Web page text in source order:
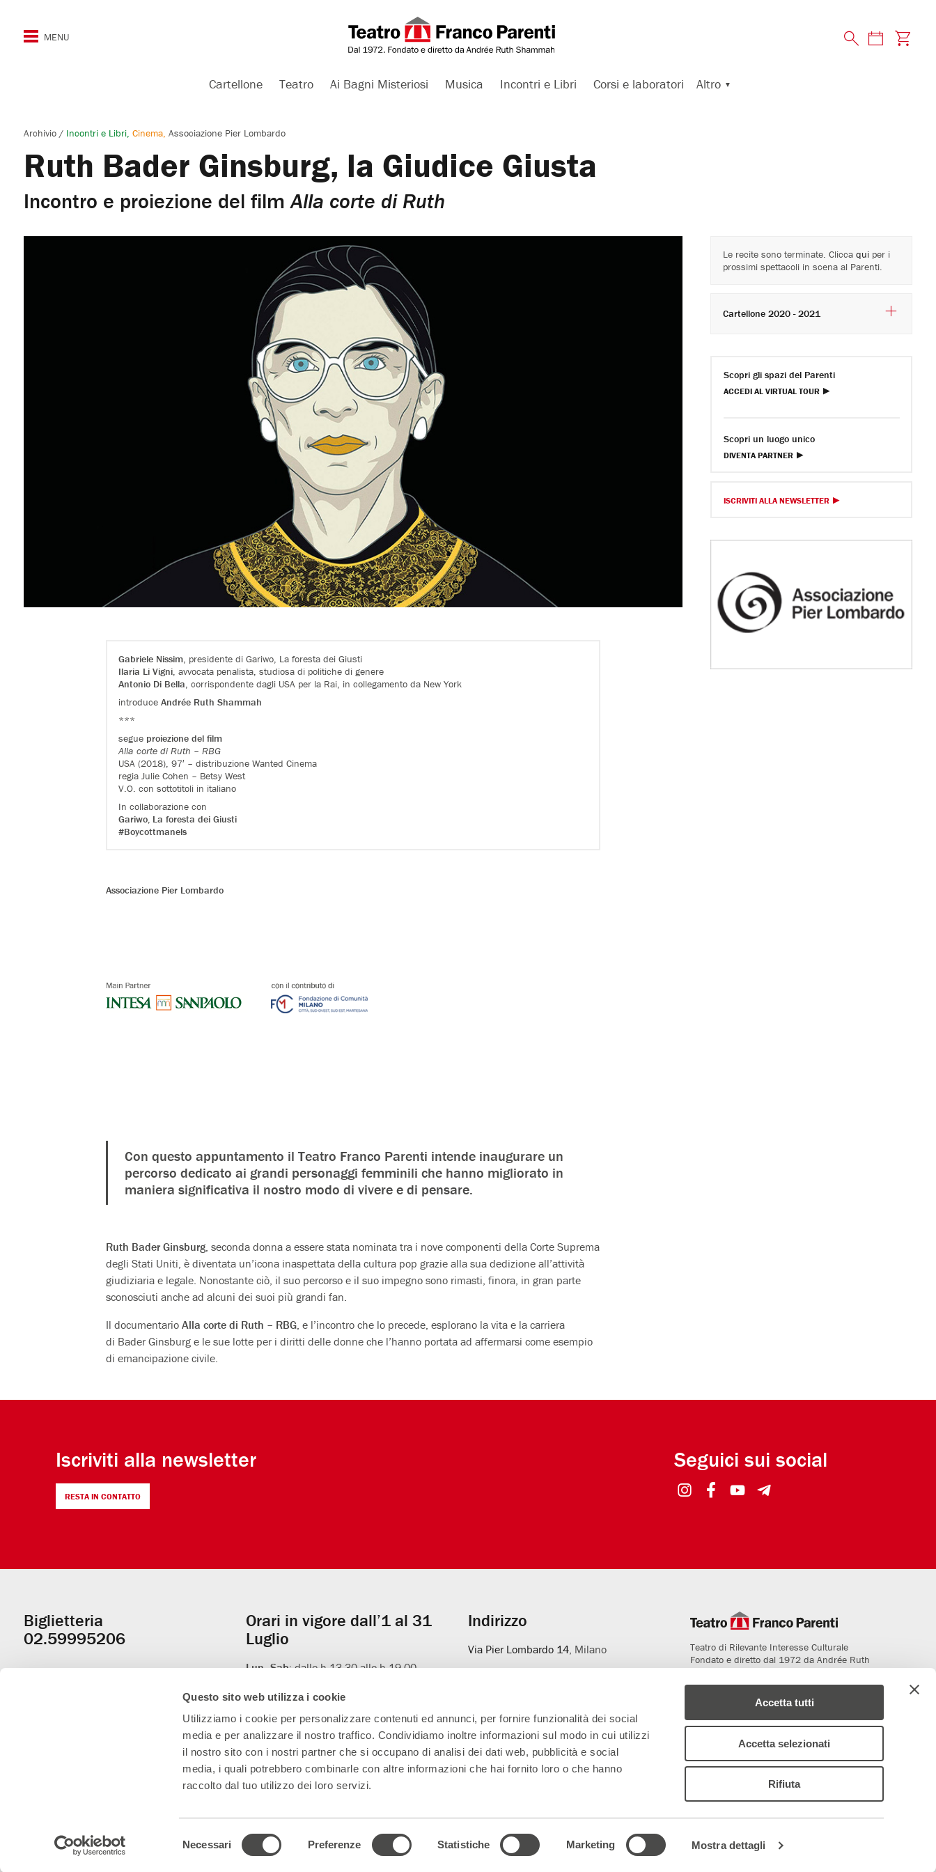
Questo sito web utilizza i cookie
Utilizziamo i cookie per personalizzare contenuti ed annunci, per fornire funzionalità dei social
media e per analizzare il nostro traffico. Condividiamo inoltre informazioni sul modo in cui utilizzi
il nostro sito con i nostri partner che si occupano di analisi dei dati web, pubblicità e social
media, i quali potrebbero combinarle con altre informazioni che hai fornito loro o che hanno
raccolto dal tuo utilizzo dei loro servizi.
Necessari Preferenze Statistiche Marketing Mostra dettagli
Accetta tutti
Accetta selezionati
Rifiuta
Cartellone Teatro Ai Bagni Misteriosi Musica Incontri e Libri Corsi e laboratori Altro
Archivio / Incontri e Libri Cinema Associazione Pier Lombardo
Ruth Bader Ginsburg, la Giudice Giusta
Incontro e proiezione del filmAlla corte di Ruth
Gabriele Nissim, presidente di Gariwo, La foresta dei Giusti
Ilaria Li Vigni, avvocata penalista, studiosa di politiche di genere
Antonio Di Bella, corrispondente dagli USA per la Rai, in collegamento da New York
introduceAndrée Ruth Shammah
***
segue proiezione del film
Alla corte di Ruth – RBG
USA (2018), 97′ – distribuzione Wanted Cinema
regiaJulie Cohen – Betsy West
V.O. con sottotitoli in italiano
In collaborazione con
Gariwo, La foresta dei Giusti
#Boycottmanels
Associazione Pier Lombardo
Con questo appuntamento il Teatro Franco Parenti intende inaugurare un
percorso dedicato ai grandi personaggi femminili che hanno migliorato in
maniera significativa il nostro modo di vivere e di pensare.
Ruth Bader Ginsburg, seconda donna a essere stata nominata tra i nove componenti della Corte Suprema
degli Stati Uniti, è diventata un’icona inaspettata della cultura pop grazie alla sua dedizione all’attività
giudiziaria e legale. Nonostante ciò, il suo percorso e il suo impegno sono rimasti, finora, in gran parte
sconosciuti anche ad alcuni dei suoi più grandi fan.
Il documentario Alla corte di Ruth – RBG, e l’incontro che lo precede, esplorano la vita e la carriera
di Bader Ginsburg e le sue lotte per i diritti delle donne che l’hanno portata ad affermarsi come esempio
di emancipazione civile.
Le recite sono terminate. Clicca quiper i
prossimi spettacoli in scena al Parenti.
Cartellone 2020 - 2021
Scopri gli spazi del Parenti
ACCEDI AL VIRTUAL TOUR
Scopri un luogo unico
DIVENTA PARTNER
ISCRIVITI ALLA NEWSLETTER
Iscriviti alla newsletter
RESTA IN CONTATTO
Seguici sui social
Informazioni
utili
Biglietteria
02.59995206
Orari in vigore dall’1 al 31
Luglio
Lun–Sab:dalle h 13.30 alle h 19.00
Dom:apertura del solo botteghino un’ora
prima dell’inizio dello spettacolo.
Indirizzo
Via Pier Lombardo 14, Milano
Prenotazioni344.0101739
Teatro di Rilevante Interesse Culturale
Fondato e diretto dal 1972 da Andrée Ruth
Shammah
sala sospesa